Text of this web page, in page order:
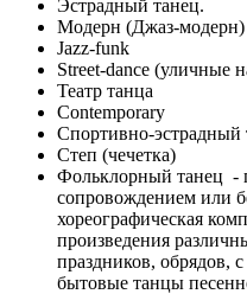
Эстрадный танец.
Модерн (Джаз-модерн)
Jazz-funk
Street-dance (уличные
Театр танца
Contemporary
Спортивно-эстрадный
Степ (чечетка)
Фольклорный танец -
сопровождением или
хореографическая
произведения
праздников, обрядов,
бытовые танцы